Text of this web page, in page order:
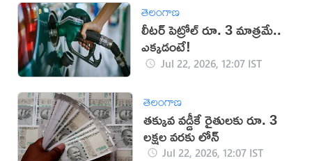
తెలంగాణ
లీటర్ పెట్రోల్ రూ. 3 మాత్రమే..
ఎక్కడంటే!
Jul 22, 2026, 12:07 IST
తెలంగాణ
తక్కువ వడ్డీకే రైతులకు రూ. 3
లక్షల వరకు లోన్
Jul 22, 2026, 12:07 IST